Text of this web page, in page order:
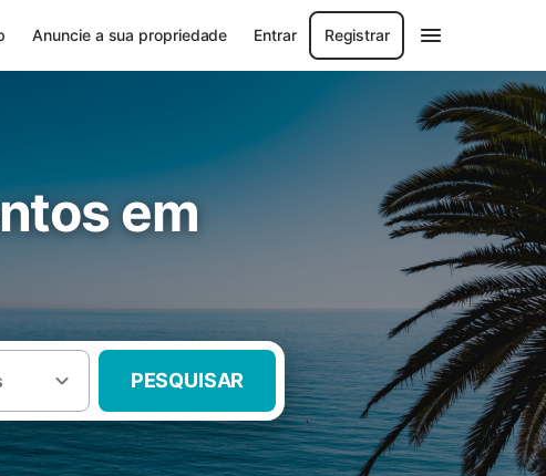
Anuncie a sua propriedade Entrar Registrar
em
PESQUISAR